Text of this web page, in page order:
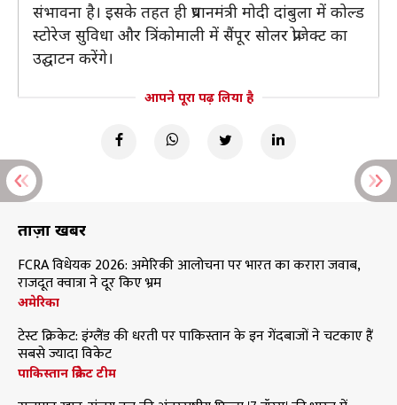
संभावना है। इसके तहत ही प्रधानमंत्री मोदी दांबुला में कोल्ड
स्टोरेज सुविधा और त्रिंकोमाली में सैंपूर सोलर प्रोजेक्ट का
उद्घाटन करेंगे।
आपने पूरा पढ़ लिया है
ताज़ा खबरें
FCRA विधेयक 2026: अमेरिकी आलोचना पर भारत का करारा जवाब,
राजदूत क्वात्रा ने दूर किए भ्रम
अमेरिका
टेस्ट क्रिकेट: इंग्लैंड की धरती पर पाकिस्तान के इन गेंदबाजों ने चटकाए हैं
सबसे ज्यादा विकेट
पाकिस्तान क्रिकेट टीम